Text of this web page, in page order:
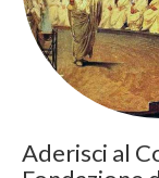
Aderisci al